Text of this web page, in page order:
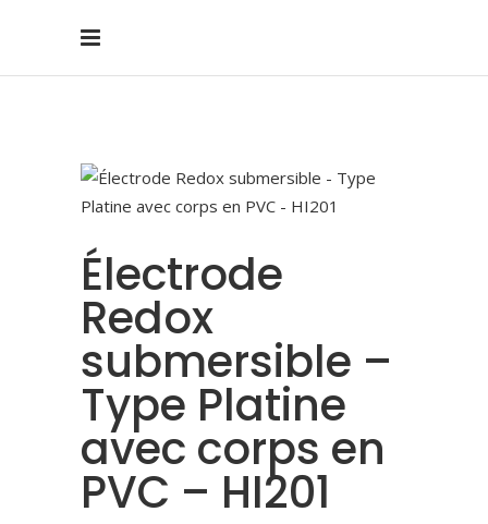
Électrode
Redox
submersible –
Type Platine
avec corps en
PVC – HI201